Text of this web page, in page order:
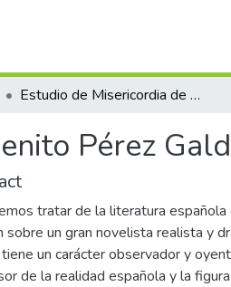
Estudio de Misericordia de Benito Pérez Galdós
Pérez
tratar de la literatura española
sobre un gran novelista realista y
un carácter observador y
de la realidad española y la